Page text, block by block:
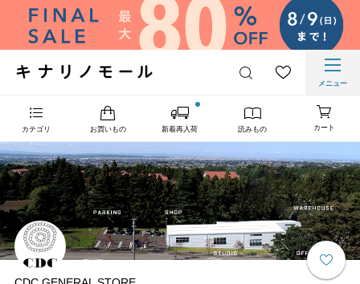
メニュー
カテゴリ お買いもの 新着再入荷 読みもの カート